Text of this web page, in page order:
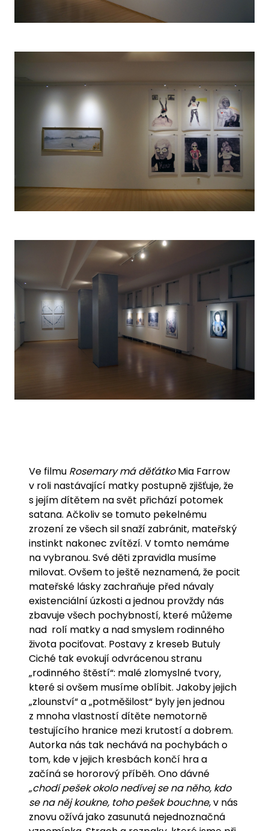
Ve filmu Rosemary má děťátkoMia Farrow
v roli nastávající matky postupně zjišťuje, že
s jejím dítětem na svět přichází potomek
satana. Ačkoliv se tomuto pekelnému
zrození ze všech sil snaží zabránit, mateřský
instinkt nakonec zvítězí. V tomto nemáme
na vybranou. Své děti zpravidla musíme
milovat. Ovšem to ještě neznamená, že pocit
mateřské lásky zachraňuje před návaly
existenciální úzkosti a jednou provždy nás
zbavuje všech pochybností, které můžeme
nad rolí matky a nad smyslem rodinného
života pociťovat. Postavy z kreseb Butuly
Ciché tak evokují odvrácenou stranu
„rodinného štěstí“: malé zlomyslné tvory,
které si ovšem musíme oblíbit. Jakoby jejich
„zlounství“ a „potměšilost“ byly jen jednou
z mnoha vlastností dítěte nemotorně
testujícího hranice mezi krutostí a dobrem.
Autorka nás tak nechává na pochybách o
tom, kde v jejich kresbách končí hra a
začíná se hororový příběh. Ono dávné
„chodí pešek okolo nedívej se na něho, kdo
se na něj koukne, toho pešek bouchne, v nás
znovu ožívá jako zasunutá nejednoznačná